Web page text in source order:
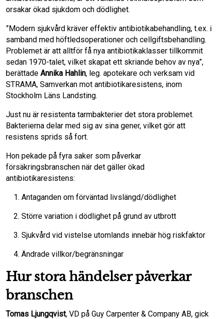
orsakar ökad sjukdom och dödlighet.
”Modern sjukvård kräver effektiv antibiotikabehandling, t.ex. i
samband med höftledsoperationer och cellgiftsbehandling.
Problemet är att alltför få nya antibiotikaklasser tillkommit
sedan 1970-talet, vilket skapat ett skriande behov av nya”,
berättade Annika Hahlin, leg. apotekare och verksam vid
STRAMA, Samverkan mot antibiotikaresistens, inom
Stockholm Läns Landsting.
Just nu är resistenta tarmbakterier det stora problemet.
Bakterierna delar med sig av sina gener, vilket gör att
resistens sprids så fort.
Hon pekade på fyra saker som påverkar
försäkringsbranschen när det gäller ökad
antibiotikaresistens:
Antaganden om förväntad livslängd/dödlighet
Större variation i dödlighet på grund av utbrott
Sjukvård vid vistelse utomlands innebär hög riskfaktor
Ändrade villkor/begränsningar
Hur stora händelser påverkar
branschen
Tomas Ljungqvist, VD på Guy Carpenter & Company AB, gick